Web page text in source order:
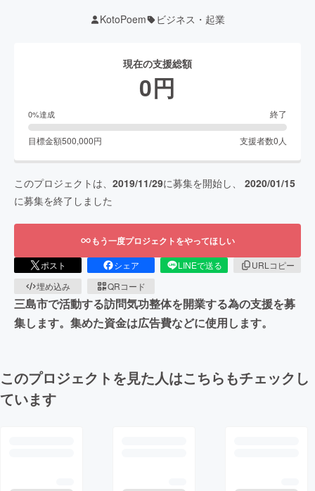
KotoPoem ビジネス・起業
現在の支援総額
0円
0%達成 終了
目標金額500,000円 支援者数0 人
このプロジェクトは、 2019/11/29に募集を開始し、 2020/01/15
に募集を終了しました
もう一度プロジェクトをやってほしい
ポスト シェア LINEで送る
URLコピー
埋め込み
QRコード
三島市で活動する訪問気功整体を開業する為の支援を募
集します。集めた資金は広告費などに使用します。
このプロジェクトを見た人はこちらもチェックし
ています